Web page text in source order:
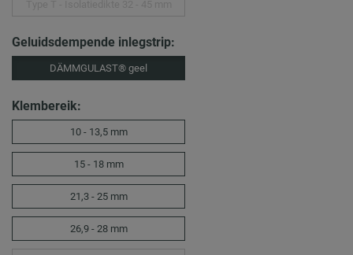
Geluidsdempende inlegstrip:
DÄMMGULAST® geel
Klembereik:
10 - 13,5 mm
15 - 18 mm
21,3 - 25 mm
26,9 - 28 mm